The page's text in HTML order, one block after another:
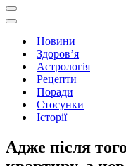
Меню
навігації
Меню
навігаціїНовини
Здоров’я
Астрологія
Рецепти
Поради
Стосунки
Історії
Адже після